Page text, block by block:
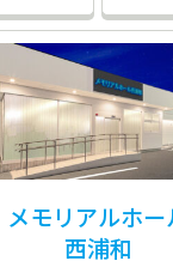
メモリアルホー
西浦和